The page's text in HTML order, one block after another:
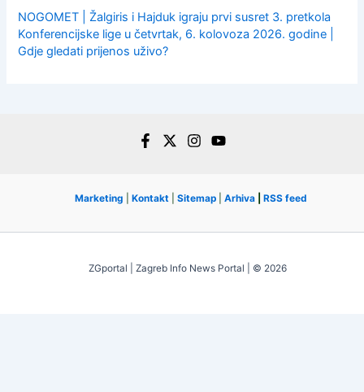
NOGOMET | Žalgiris i Hajduk igraju prvi susret 3. pretkola
Konferencijske lige u četvrtak, 6. kolovoza 2026. godine |
Gdje gledati prijenos uživo?
Marketing Kontakt Sitemap Arhiva RSS feed
ZGportal | Zagreb Info News Portal | © 2026